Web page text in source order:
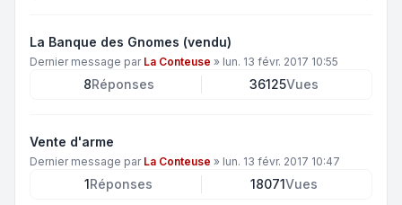
La Banque des Gnomes (vendu)
Dernier message par La Conteuse » lun. 13 févr. 2017 10:55
8Réponses 36125Vues
Vente d'arme
Dernier message par La Conteuse » lun. 13 févr. 2017 10:47
1Réponses 18071Vues